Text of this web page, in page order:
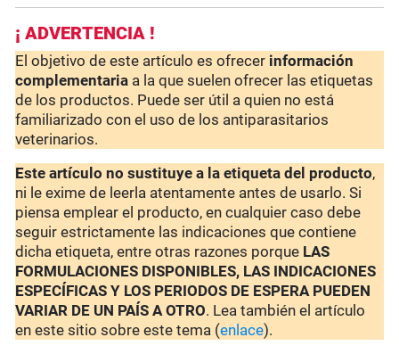
¡ ADVERTENCIA !
El objetivo de este artículo es ofrecer información
complementaria a la que suelen ofrecer las etiquetas
de los productos. Puede ser útil a quien no está
familiarizado con el uso de los antiparasitarios
veterinarios.
Este artículo no sustituye a la etiqueta del producto,
ni le exime de leerla atentamente antes de usarlo. Si
piensa emplear el producto, en cualquier caso debe
seguir estrictamente las indicaciones que contiene
dicha etiqueta, entre otras razones porque LAS
FORMULACIONES DISPONIBLES, LAS INDICACIONES
ESPECÍFICAS Y LOS PERIODOS DE ESPERA PUEDEN
VARIAR DE UN PAÍS A OTRO. Lea también el artículo
en este sitio sobre este tema (enlace).